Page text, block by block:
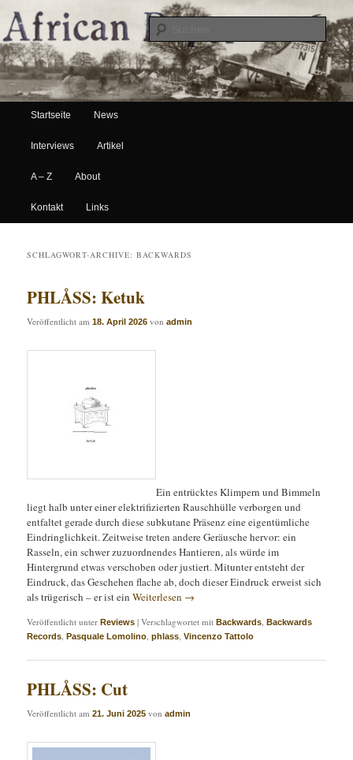
African Paper
Hauptmenü
Zum Inhalt wechseln
Zum sekundären Inhalt wechseln
Startseite News
Interviews Artikel
A – Z About
Kontakt Links
SCHLAGWORT-ARCHIVE:BACKWARDS
PHLÅSS: Ketuk
Veröffentlicht am18. April 2026 vonadmin
Ein entrücktes Klimpern und Bimmeln
liegt halb unter einer elektrifizierten Rauschhülle verborgen und
entfaltet gerade durch diese subkutane Präsenz eine eigentümliche
Eindringlichkeit. Zeitweise treten andere Geräusche hervor: ein
Rasseln, ein schwer zuzuordnendes Hantieren, als würde im
Hintergrund etwas verschoben oder justiert. Mitunter entsteht der
Eindruck, das Geschehen flache ab, doch dieser Eindruck erweist sich
als trügerisch – er ist einWeiterlesen →
Veröffentlicht unter Reviews |Verschlagwortet mit Backwards ,Backwards
Records ,Pasquale Lomolino ,phlass ,Vincenzo Tattolo
PHLÅSS: Cut
Veröffentlicht am21. Juni 2025 vonadmin